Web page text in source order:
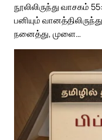
நூலிலிருந்து வாசகம்
பனியும்
நனைத்து, முளை…